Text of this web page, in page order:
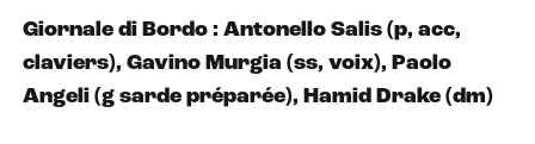
Giornale di Bordo : Antonello Salis (p, acc,
claviers), Gavino Murgia (ss, voix), Paolo
Angeli (g sarde préparée), Hamid Drake (dm)